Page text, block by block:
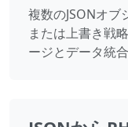
複数のJSONオブ
または上書き戦
ージとデータ統